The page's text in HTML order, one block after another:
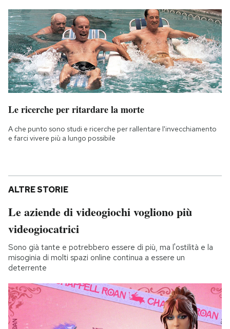
Le ricerche per ritardare la morte
A che punto sono studi e ricerche per rallentare l'invecchiamento
e farci vivere più a lungo possibile
ALTRE STORIE
Le aziende di videogiochi vogliono più
videogiocatrici
Sono già tante e potrebbero essere di più, ma l'ostilità e la
misoginia di molti spazi online continua a essere un
deterrente